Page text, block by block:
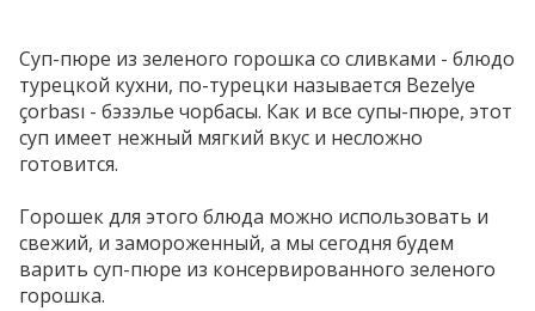
Суп-пюре из зеленого горошка со сливками - блюдо
турецкой кухни, по-турецки называется Bezelye
çorbası - бэзэлье чорбасы. Как и все супы-пюре, этот
суп имеет нежный мягкий вкус и несложно
готовится.
Горошек для этого блюда можно использовать и
свежий, и замороженный, а мы сегодня будем
варить суп-пюре из консервированного зеленого
горошка.